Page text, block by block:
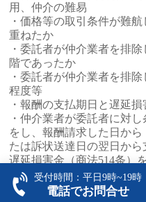
用、仲介の難易
・価格等の取引条件が難
重ねたか
・委託者が仲介業者を排
階であったか
・委託者が仲介業者を排
程度等
・報酬の支払期日と遅延
・仲介業者が委託者に対
をし、報酬請求した日か
たは訴状送達日の翌日か
遅延損害金（商法514条）
昭和60.8.6判時1196号126
1225号63頁、東京地判平
受付時間：平日9時~19時
電話でお問合せ